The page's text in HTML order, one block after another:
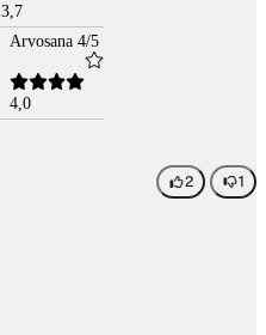
3,7
Arvosana 4/5
4,0
2 1